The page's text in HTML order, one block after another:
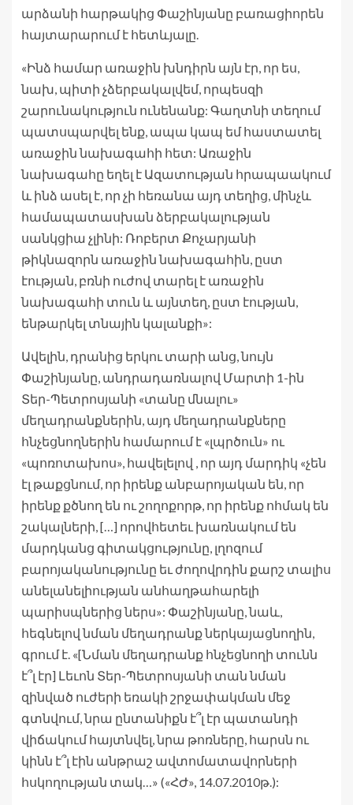
արձանի հարթակից Փաշինյանը բառացիորեն
հայտարարում է հետևյալը.
«Ինձ համար առաջին խնդիրն այն էր, որ ես,
նախ, պիտի չձերբակալվեմ, որպեսզի
շարունակություն ունենանք: Գաղտնի տեղում
պատսպարվել ենք, ապա կապ եմ հաստատել
առաջին նախագահի հետ: Առաջին
նախագահը եղել է Ազատության հրապաակում
և ինձ ասել է, որ չի հեռանա այդ տեղից, մինչև
համապատասխան ձերբակալության
սանկցիա չլինի: Ռոբերտ Քոչարյանի
թիկնազորն առաջին նախագահին, ըստ
էության, բռնի ուժով տարել է առաջին
նախագահի տուն և այնտեղ, ըստ էության,
ենթարկել տնային կալանքի»:
Ավելին, դրանից երկու տարի անց, նույն
Փաշինյանը, անդրադառնալով Մարտի 1-ին
Տեր-Պետրոսյանի «տանը մնալու»
մեղադրանքներին, այդ մեղադրանքները
հնչեցնողներին համարում է «լպրծուն» ու
«պոռոտախոս», հավելելով , որ այդ մարդիկ «չեն
էլ թաքցնում, որ իրենք անբարոյական են, որ
իրենք քծնող են ու շողոքորթ, որ իրենք ոհմակ են
շակալների, […] որովհետեւ խառնակում են
մարդկանց գիտակցությունը, լղոզում
բարոյականությունը եւ ժողովրդին քարշ տալիս
անելանելիության անհաղթահարելի
պարիսպներից ներս»: Փաշինյանը, նաև,
հեգնելով նման մեղադրանք ներկայացնողին,
գրում է. «[Նման մեղադրանք հնչեցնողի տունն
է՞լ էր] Լեւոն Տեր-Պետրոսյանի տան նման
զինված ուժերի եռակի շրջափակման մեջ
գտնվում, նրա ընտանիքն է՞լ էր պատանդի
վիճակում հայտնվել, նրա թոռները, հարսն ու
կինն է՞լ էին անթրաշ ավտոմատավորների
հսկողության տակ…» («ՀԺ», 14.07.2010թ.):